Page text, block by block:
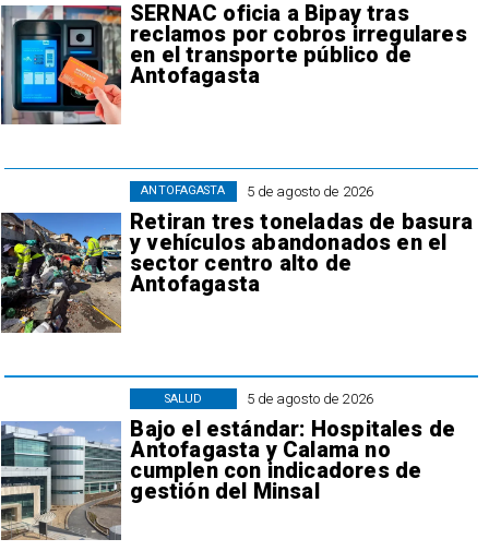
SERNAC oficia a Bipay tras
reclamos por cobros irregulares
en el transporte público de
Antofagasta
5 de agosto de 2026
Retiran tres toneladas de basura
y vehículos abandonados en el
sector centro alto de
Antofagasta
ANTOFAGASTA
5 de agosto de 2026
Bajo el estándar: Hospitales de
Antofagasta y Calama no
cumplen con indicadores de
gestión del Minsal
SALUD